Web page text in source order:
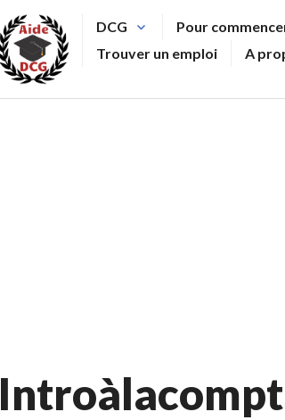
DCG Pour
Trouver un emploi
A